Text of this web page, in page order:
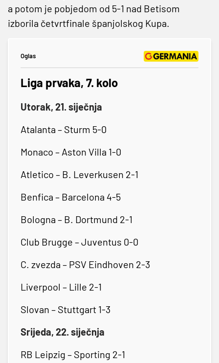
a potom je pobjedom od 5-1 nad Betisom
izborila četvrtfinale španjolskog Kupa.
Oglas
Liga prvaka, 7. kolo
Utorak, 21. siječnja
Atalanta – Sturm 5-0
Monaco – Aston Villa 1-0
Atletico – B. Leverkusen 2-1
Benfica – Barcelona 4-5
Bologna – B. Dortmund 2-1
Club Brugge – Juventus 0-0
C. zvezda – PSV Eindhoven 2-3
Liverpool – Lille 2-1
Slovan – Stuttgart 1-3
Srijeda, 22. siječnja
RB Leipzig – Sporting 2-1